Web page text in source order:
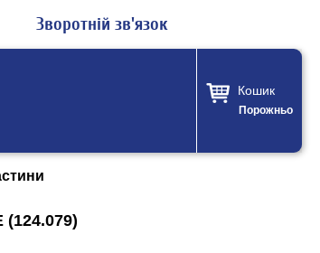
Зворотній зв'язок
Кошик
Порожньо
(124.079)